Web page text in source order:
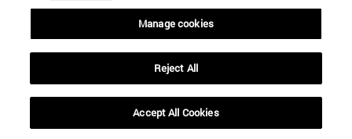
Manage cookies
Reject All
Accept All Cookies